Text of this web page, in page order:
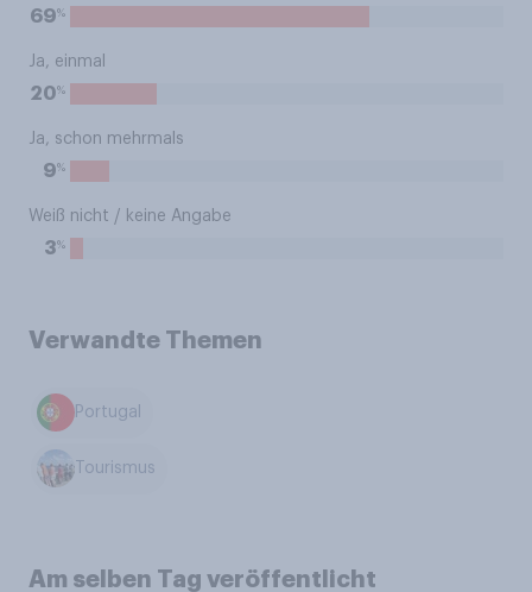
69%
Ja, einmal
20%
Ja, schon mehrmals
9%
Weiß nicht / keine Angabe
3%
Verwandte Themen
Portugal
Tourismus
Am selben Tag veröffentlicht